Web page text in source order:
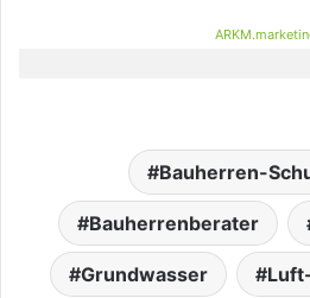
Bauherren-
Bauherrenberater
Grundwasser